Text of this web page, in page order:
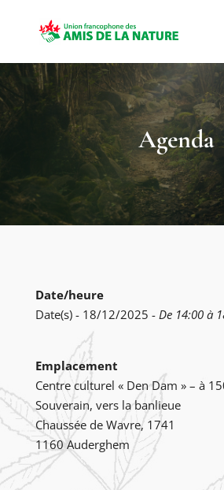
Agenda
Date/heure
Date(s) - 18/12/2025 - De 14:00 à
Emplacement
Centre culturel « Den Dam » – à
Souverain, vers la banlieue
Chaussée de Wavre, 1741
1160 Auderghem